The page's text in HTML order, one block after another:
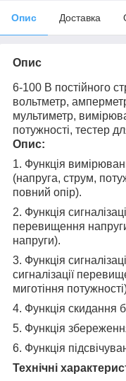
Опис Доставка
Опис
6-100 В постійного
вольтметр,
мультиметр,
потужності, тестер
Опис:
1. Функція
(напруга, струм,
повний опір).
2. Функція
перевищення
напруги).
3. Функція
сигналізації
миготіння
4. Функція скидання
5. Функція
6. Функція
Технічні